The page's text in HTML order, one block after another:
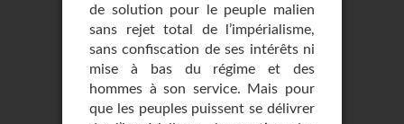
de solution pour le peuple malien
sans rejet total de l’impérialisme,
sans confiscation de ses intérêts ni
mise à bas du régime et des
hommes à son service. Mais pour
que les peuples puissent se délivrer